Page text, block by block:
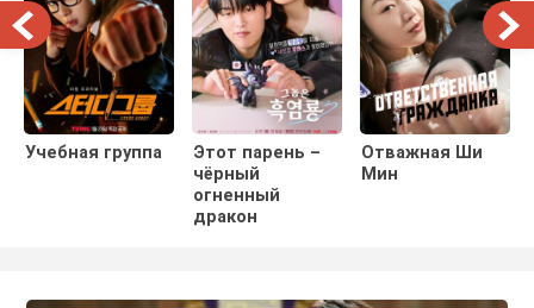
Учебная группа
Этот парень –
чёрный
огненный
дракон
Отважная Ши
Мин